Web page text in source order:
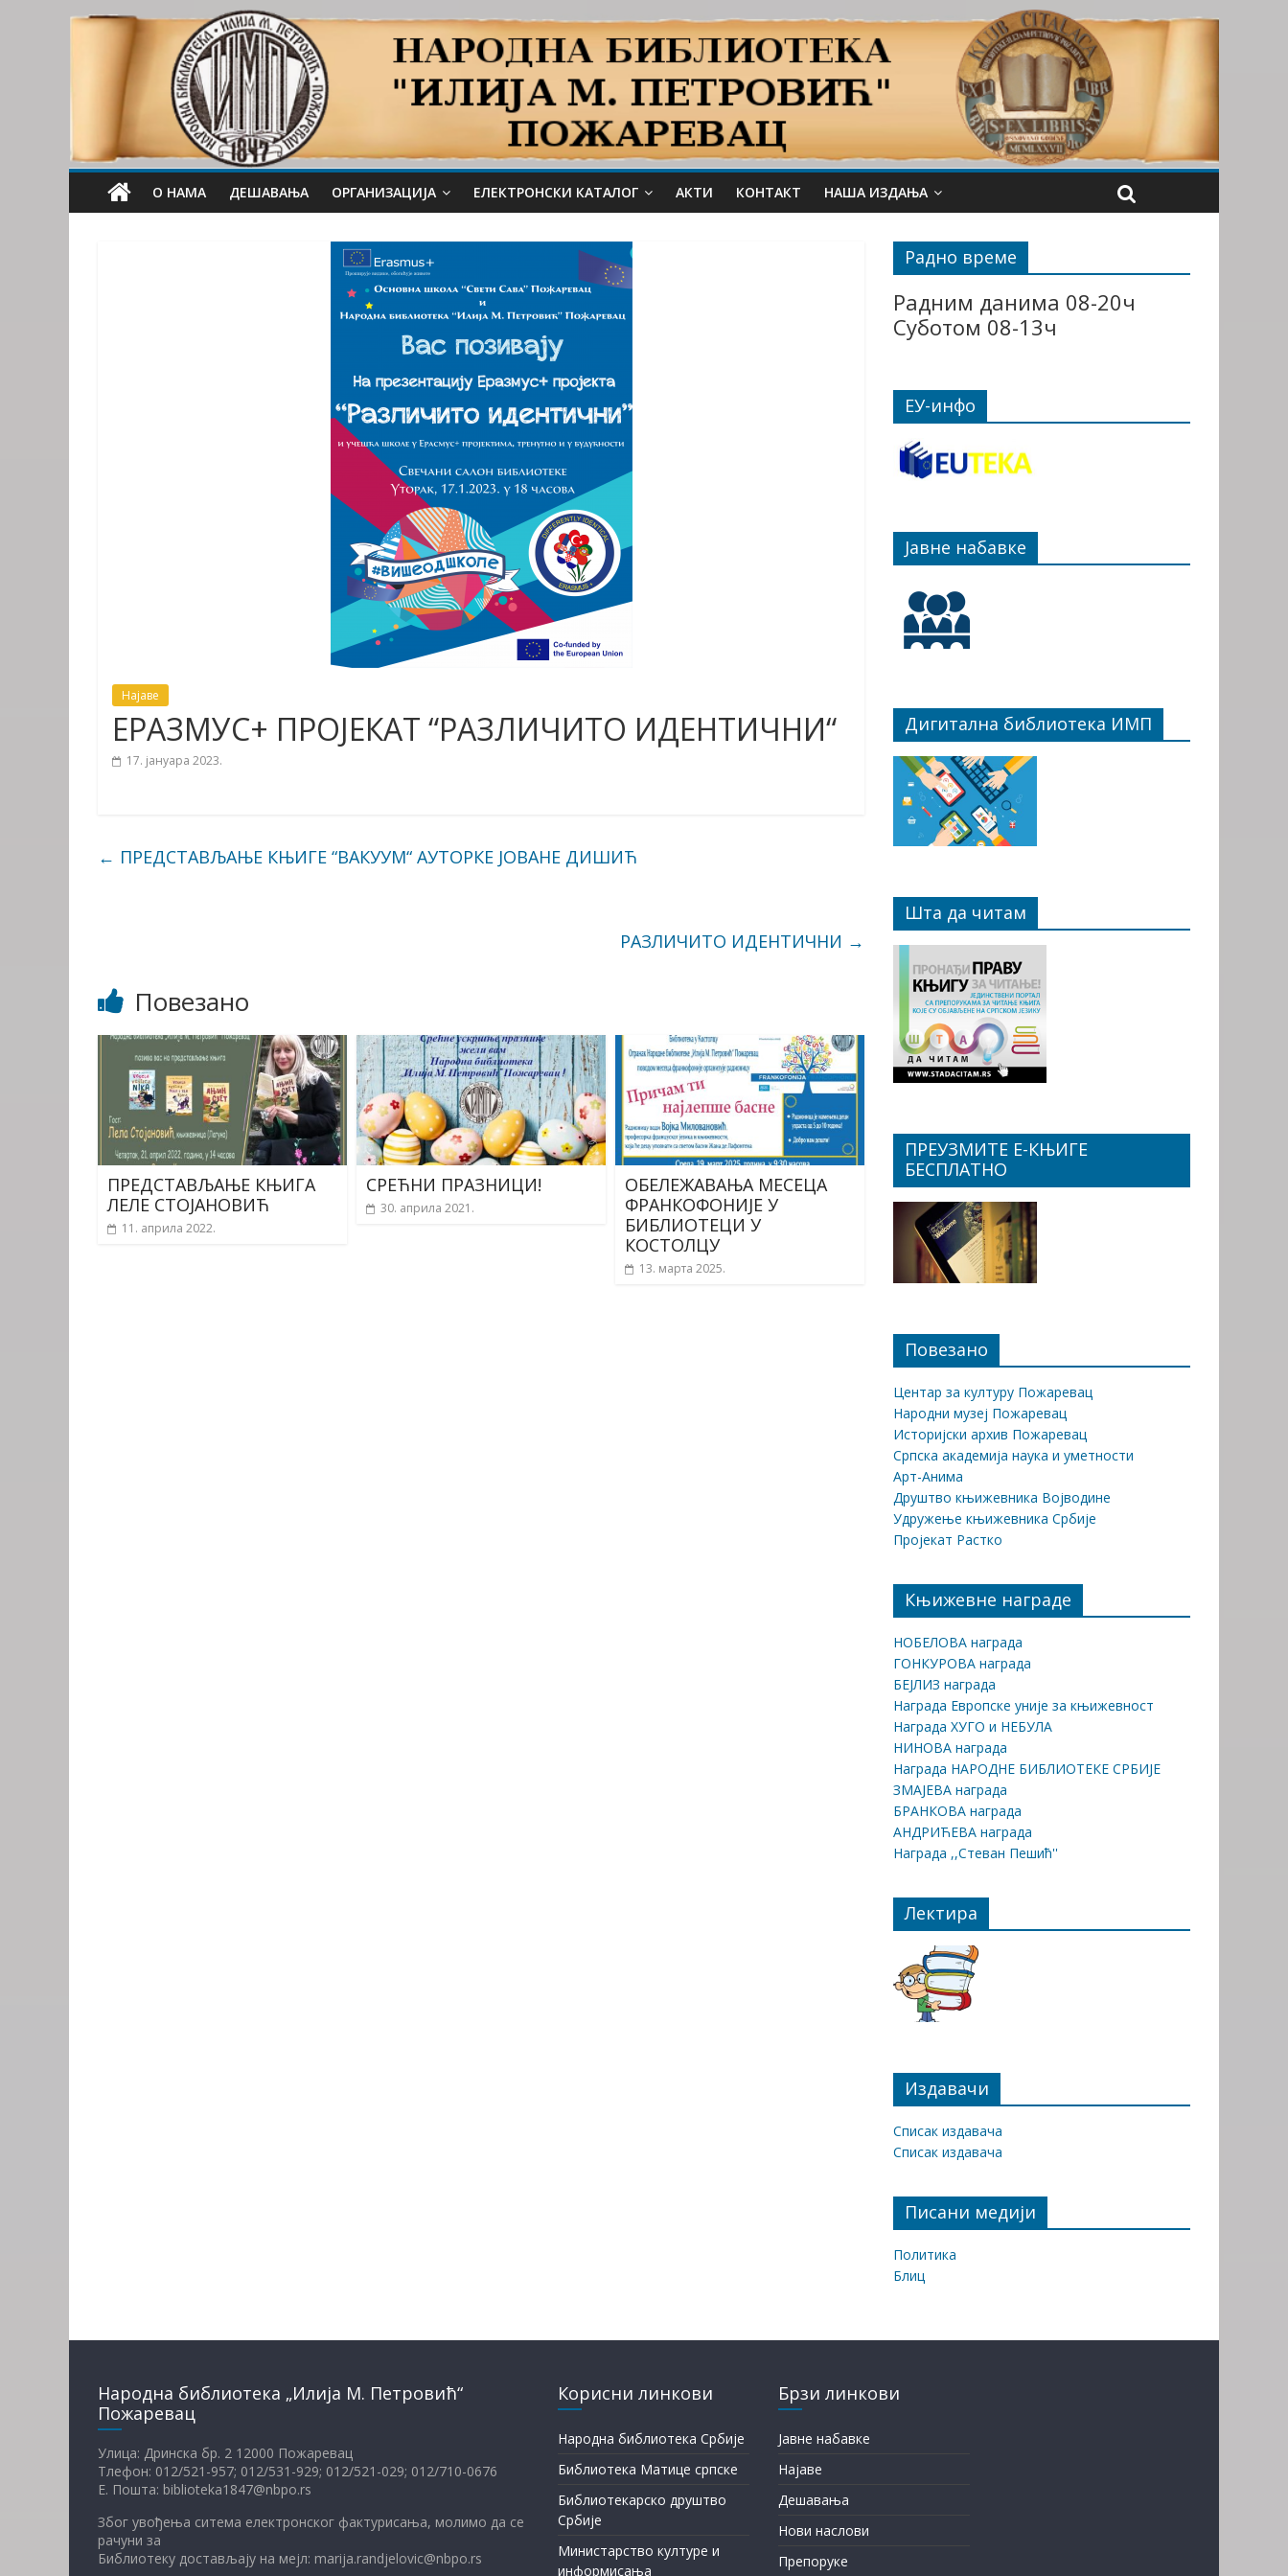
О НАМА ДЕШАВАЊА ОРГАНИЗАЦИЈА ЕЛЕКТРОНСКИ КАТАЛОГ АКТИ КОНТАКТ НАША ИЗДАЊА
Најаве
ЕРАЗМУС+ ПРОЈЕКАТ “РАЗЛИЧИТО ИДЕНТИЧНИ“
17. јануара 2023.
← ПРЕДСТАВЉАЊЕ КЊИГЕ “ВАКУУМ“ АУТОРКЕ ЈОВАНЕ ДИШИЋ
РАЗЛИЧИТО ИДЕНТИЧНИ →
Повезано
ПРЕДСТАВЉАЊЕ КЊИГА
ЛЕЛЕ СТОЈАНОВИЋ
11. априла 2022.
СРЕЋНИ ПРАЗНИЦИ!
30. априла 2021.
ОБЕЛЕЖАВАЊА МЕСЕЦА
ФРАНКОФОНИЈЕ У
БИБЛИОТЕЦИ У
КОСТОЛЦУ
13. марта 2025.
Радно време
Радним данима 08-20ч
Суботом 08-13ч
ЕУ-инфо
Јавне набавке
Дигитална библиотека ИМП
Шта да читам
ПРЕУЗМИТЕ Е-КЊИГЕ
БЕСПЛАТНО
Повезано
Центар за културу Пожаревац
Народни музеј Пожаревац
Историјски архив Пожаревац
Српска академија наука и уметности
Арт-Анима
Друштво књижевника Војводине
Удружење књижевника Србије
Пројекат Растко
Књижевне награде
НОБЕЛОВА награда
ГОНКУРОВА награда
БЕЈЛИЗ награда
Награда Европске уније за књижевност
Награда ХУГО и НЕБУЛА
НИНОВА награда
Награда НАРОДНЕ БИБЛИОТЕКЕ СРБИЈЕ
ЗМАЈЕВА награда
БРАНКОВА награда
АНДРИЋЕВА награда
Награда ,,Стеван Пешић''
Лектира
Издавачи
Списак издавача
Списак издавача
Писани медији
Политика
Блиц
Народна библиотека „Илија М. Петровић“
Пожаревац
Улица: Дринска бр. 2 12000 Пожаревац
Тлефон: 012/521-957; 012/531-929; 012/521-029; 012/710-0676
Е. Пошта: biblioteka1847@nbpo.rs
Због увођења ситема електронског фактурисања, молимо да се
рачуни за
Библиотеку достављају на мејл: marija.randjelovic@nbpo.rs
Корисни линкови
Народна библиотека Србије
Библиотека Матице српске
Библиотекарско друштво
Србије
Министарство културе и
информисања
Брзи линкови
Јавне набавке
Најаве
Дешавања
Нови наслови
Препоруке